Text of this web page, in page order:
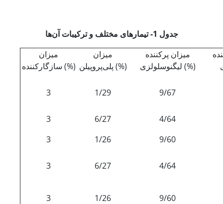
جدول 1- تیمارهای مختلف و ترکیبات آن‌ها
میزان
سازگارکننده (%)
میزان
پلی‌پروپیلن (%)
میزان پرکننده
لیگنوسلولزی (%)
3 1/29 9/67
3 6/27
4/64
3
1/26 9/60
3 6/27 4/64
3 1/26 9/60